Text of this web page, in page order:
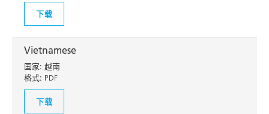
下载
Vietnamese
国家: 越南
格式: PDF
下载